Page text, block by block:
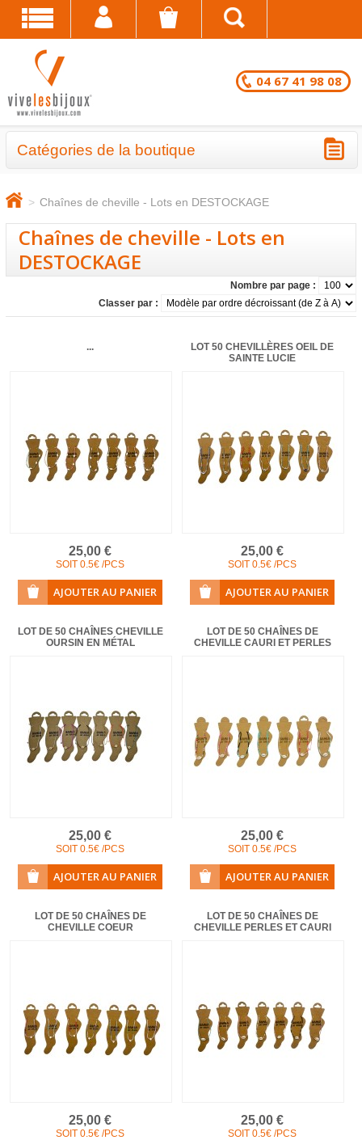
04 67 41 98 08
Catégories de la boutique
CHAÎNES DE CHEVILLE - LOTS EN
DESTOCKAGE
COLLIERS - LOTS EN DESTOCKAGE
BRACELETS FANTAISIE EN LOT
CHAÎNES DE CHEVILLE
LETTRES POUR BRACELETS
> Chaînes de cheville - Lots en DESTOCKAGE
Chaînes de cheville - Lots en
DESTOCKAGE
Nombre par page :
Classer par :
...
25,00 €
SOIT 0.5€ /PCS
LOT 50 CHEVILLÈRES OEIL DE
SAINTE LUCIE
25,00 €
SOIT 0.5€ /PCS
LOT DE 50 CHAÎNES CHEVILLE
OURSIN EN MÉTAL
25,00 €
SOIT 0.5€ /PCS
LOT DE 50 CHAÎNES DE
CHEVILLE CAURI ET PERLES
25,00 €
SOIT 0.5€ /PCS
LOT DE 50 CHAÎNES DE
CHEVILLE COEUR
25,00 €
SOIT 0.5€ /PCS
LOT DE 50 CHAÎNES DE
CHEVILLE PERLES ET CAURI
25,00 €
SOIT 0.5€ /PCS